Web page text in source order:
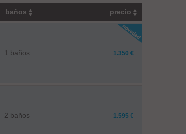
baños precio
1 baños 1.350 €
2 baños 1.595 €